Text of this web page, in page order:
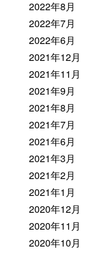
2022年8月
2022年7月
2022年6月
2021年12月
2021年11月
2021年9月
2021年8月
2021年7月
2021年6月
2021年3月
2021年2月
2021年1月
2020年12月
2020年11月
2020年10月